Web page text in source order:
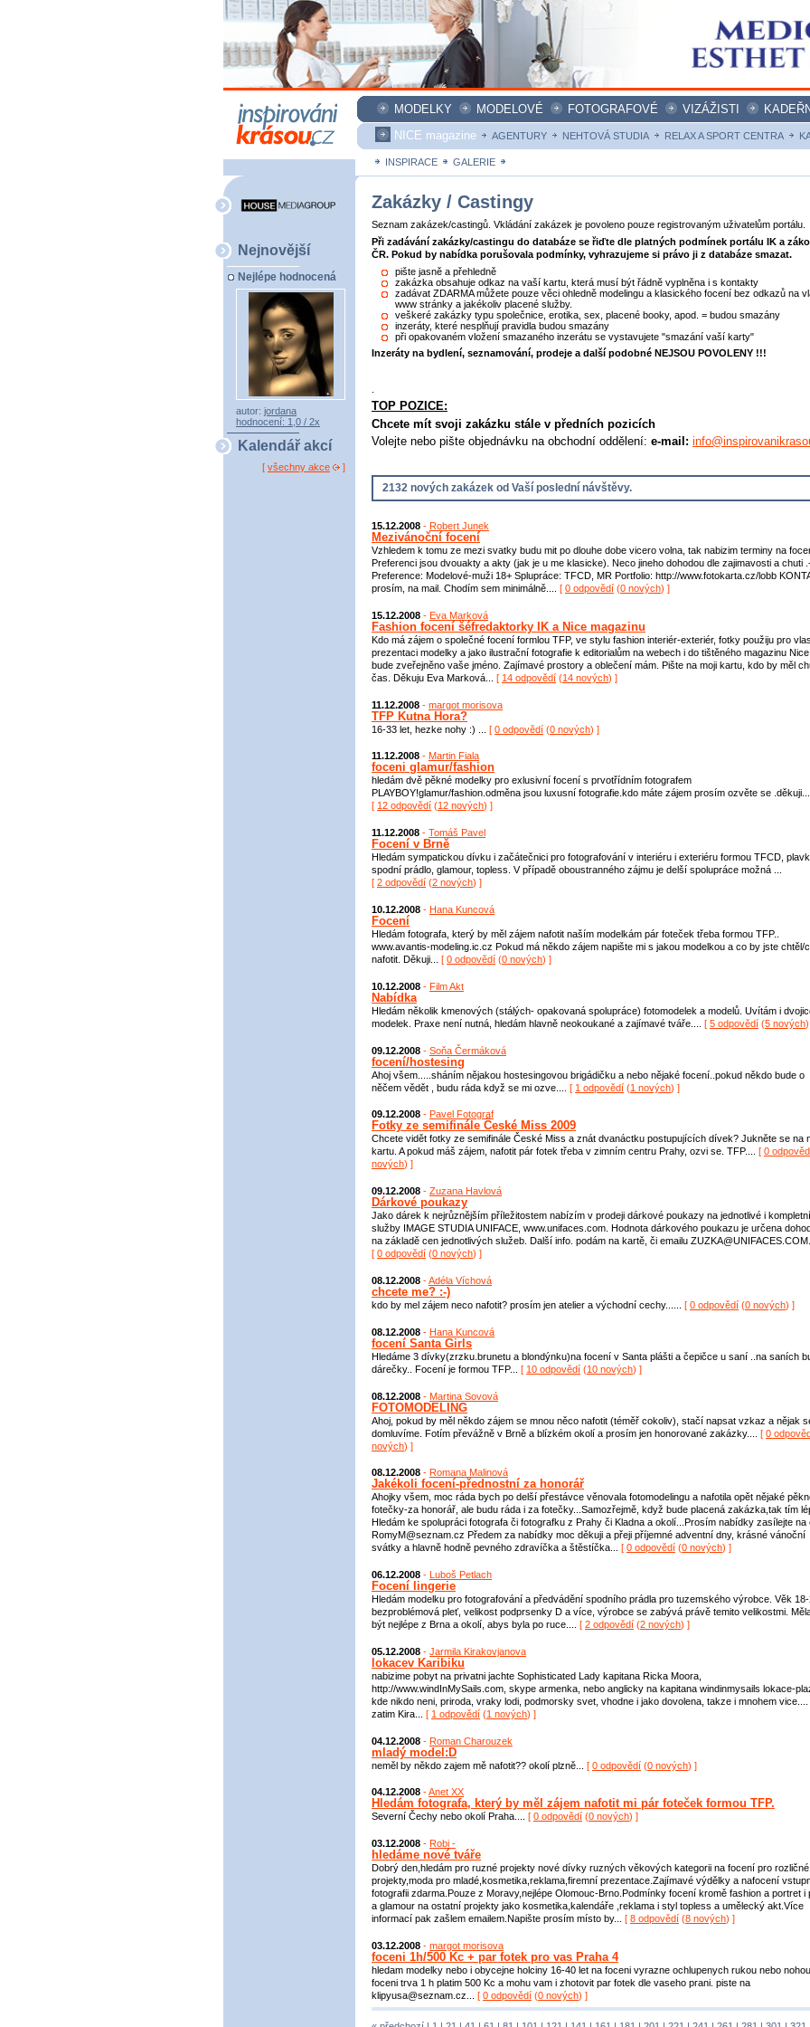
MODELKY MODELOVÉ FOTOGRAFOVÉ VIZÁŽISTI
NICE magazine
AGENTURY NEHTOVÁ STUDIA RELAX A SPORT CENTRA
INSPIRACE GALERIE
Nejnovější
Nejlépe hodnocená
autor: jordana
hodnocení: 1,0 / 2x
Kalendář akcí
[ všechny akce ]
Zakázky / Castingy
Seznam zakázek/castingů. Vkládání zakázek je povoleno pouze registrovaným uživatelům portálu.
Při zadávání zakázky/castingu do databáze se řiďte dle platných podmínek portálu IK a
ČR. Pokud by nabídka porušovala podmínky, vyhrazujeme si právo ji z databáze smazat.
pište jasně a přehledně
zakázka obsahuje odkaz na vaší kartu, která musí být řádně vyplněna i s kontakty
zadávat ZDARMA můžete pouze věci ohledně modelingu a klasického focení bez odkazů na
www stránky a jakékoliv placené služby.
veškeré zakázky typu společnice, erotika, sex, placené booky, apod. = budou smazány
inzeráty, které nesplňují pravidla budou smazány
při opakovaném vložení smazaného inzerátu se vystavujete "smazání vaší karty"
Inzeráty na bydlení, seznamování, prodeje a další podobné NEJSOU POVOLENY !!!
TOP POZICE:
Chcete mít svoji zakázku stále v předních pozicích
Volejte nebo pište objednávku na obchodní oddělení: e-mail:
2132 nových zakázek od Vaší poslední návštěvy.
15.12.2008 - Robert Junek
Mezivánoční focení
Vzhledem k tomu ze mezi svatky budu mit po dlouhe dobe vicero volna, tak nabizim terminy na
Preferenci jsou dvouakty a akty (jak je u me klasicke). Neco jineho dohodou dle zajimavosti a chuti
Preference: Modelové-muži 18+ Splupráce: TFCD, MR Portfolio: http://www.fotokarta.cz/lobb
prosím, na mail. Chodím sem minimálně.... [ 0 odpovědí (0 nových) ]
15.12.2008 - Eva Marková
Fashion focení šéfredaktorky IK a Nice magazinu
Kdo má zájem o společné focení formlou TFP, ve stylu fashion interiér-exteriér, fotky použiju pro
prezentaci modelky a jako ilustrační fotografie k editorialům na webech i do tištěného magazinu
bude zveřejněno vaše jméno. Zajímavé prostory a oblečení mám. Pište na moji kartu, kdo by měl
čas. Děkuju Eva Marková... [ 14 odpovědí (14 nových) ]
11.12.2008 - margot morisova
TFP Kutna Hora?
16-33 let, hezke nohy :) ... [ 0 odpovědí (0 nových) ]
11.12.2008 - Martin Fiala
foceni glamur/fashion
hledám dvě pěkné modelky pro exlusivní focení s prvotřídním fotografem
PLAYBOY!glamur/fashion.odměna jsou luxusní fotografie.kdo máte zájem prosím ozvěte se .děkuji...
[ 12 odpovědí (12 nových) ]
11.12.2008 - Tomáš Pavel
Focení v Brně
Hledám sympatickou dívku i začátečnici pro fotografování v interiéru i exteriéru formou TFCD,
spodní prádlo, glamour, topless. V případě oboustranného zájmu je delší spolupráce možná ...
[ 2 odpovědí (2 nových) ]
10.12.2008 - Hana Kuncová
Focení
Hledám fotografa, který by měl zájem nafotit naším modelkám pár foteček třeba formou TFP..
www.avantis-modeling.ic.cz Pokud má někdo zájem napište mi s jakou modelkou a co by jste chtěl/
nafotit. Děkuji... [ 0 odpovědí (0 nových) ]
10.12.2008 - Film Akt
Nabídka
Hledám několik kmenových (stálých- opakovaná spolupráce) fotomodelek a modelů. Uvítám i
modelek. Praxe není nutná, hledám hlavně neokoukané a zajímavé tváře.... [ 5 odpovědí (5 nových
09.12.2008 - Soňa Čermáková
focení/hostesing
Ahoj všem.....sháním nějakou hostesingovou brigádičku a nebo nějaké focení..pokud někdo bude o
něčem vědět , budu ráda když se mi ozve.... [ 1 odpovědí (1 nových) ]
09.12.2008 - Pavel Fotograf
Fotky ze semifinále České Miss 2009
Chcete vidět fotky ze semifinále České Miss a znát dvanáctku postupujících dívek? Jukněte se na
kartu. A pokud máš zájem, nafotit pár fotek třeba v zimním centru Prahy, ozvi se. TFP.... [ 0
nových) ]
09.12.2008 - Zuzana Havlová
Dárkové poukazy
Jako dárek k nejrůznějším příležitostem nabízím v prodeji dárkové poukazy na jednotlivé i kompletní
služby IMAGE STUDIA UNIFACE, www.unifaces.com. Hodnota dárkového poukazu je určena
na základě cen jednotlivých služeb. Další info. podám na kartě, či emailu ZUZKA@UNIFACES.COM...
[ 0 odpovědí (0 nových) ]
08.12.2008 -Adéla Víchová
chcete me? :-)
kdo by mel zájem neco nafotit? prosím jen atelier a východní cechy...... [ 0 odpovědí (0 nových) ]
08.12.2008 - Hana Kuncová
focení Santa Girls
Hledáme 3 dívky(zrzku.brunetu a blondýnku)na focení v Santa plášti a čepičce u saní ..na saních
dárečky.. Focení je formou TFP... [ 10 odpovědí (10 nových) ]
08.12.2008 - Martina Sovová
FOTOMODELING
Ahoj, pokud by měl někdo zájem se mnou něco nafotit (téměř cokoliv), stačí napsat vzkaz a nějak
domluvíme. Fotím převážně v Brně a blízkém okolí a prosím jen honorované zakázky.... [ 0
nových) ]
08.12.2008 - Romana Malinová
Jakékoli focení-přednostní za honorář
Ahojky všem, moc ráda bych po delší přestávce věnovala fotomodelingu a nafotila opět nějaké
fotečky-za honorář, ale budu ráda i za fotečky...Samozřejmě, když bude placená zakázka,tak tím
Hledám ke spolupráci fotografa či fotografku z Prahy či Kladna a okolí...Prosím nabídky zasílejte na
RomyM@seznam.cz Předem za nabídky moc děkuji a přeji příjemné adventní dny, krásné vánoční
svátky a hlavně hodně pevného zdravíčka a štěstíčka... [ 0 odpovědí (0 nových) ]
06.12.2008 - Luboš Petlach
Focení lingerie
Hledám modelku pro fotografování a předvádění spodního prádla pro tuzemského výrobce. Věk 18-
bezproblémová pleť, velikost podprsenky D a více, výrobce se zabývá právě temito velikostmi.
být nejlépe z Brna a okolí, abys byla po ruce.... [ 2 odpovědí (2 nových) ]
05.12.2008 - Jarmila Kirakovjanova
lokacev Karibiku
nabizime pobyt na privatni jachte Sophisticated Lady kapitana Ricka Moora,
http://www.windInMySails.com, skype armenka, nebo anglicky na kapitana windinmysails lokace-
kde nikdo neni, priroda, vraky lodi, podmorsky svet, vhodne i jako dovolena, takze i mnohem vice....
zatim Kira... [ 1 odpovědí (1 nových) ]
04.12.2008 - Roman Charouzek
mladý model:D
neměl by někdo zajem mě nafotit?? okolí plzně... [ 0 odpovědí (0 nových) ]
04.12.2008 -Anet XX
Hledám fotografa, který by měl zájem nafotit mi pár foteček formou TFP.
Severní Čechy nebo okolí Praha.... [ 0 odpovědí (0 nových) ]
03.12.2008 - Robi -
hledáme nové tváře
Dobrý den,hledám pro ruzné projekty nové dívky ruzných věkových kategorii na focení pro rozličné
projekty,moda pro mladé,kosmetika,reklama,firemní prezentace.Zajímavé výdělky a nafocení
fotografii zdarma.Pouze z Moravy,nejlépe Olomouc-Brno.Podmínky focení kromě fashion a portret i
a glamour na ostatní projekty jako kosmetika,kalendáře ,reklama i styl topless a umělecký akt.Více
informací pak zašlem emailem.Napište prosím místo by... [ 8 odpovědí (8 nových) ]
03.12.2008 - margot morisova
foceni 1h/500 Kc + par fotek pro vas Praha 4
hledam modelky nebo i obycejne holciny 16-40 let na foceni vyrazne ochlupenych rukou nebo nohou .
foceni trva 1 h platim 500 Kc a mohu vam i zhotovit par fotek dle vaseho prani. piste na
klipyusa@seznam.cz... [ 0 odpovědí (0 nových) ]